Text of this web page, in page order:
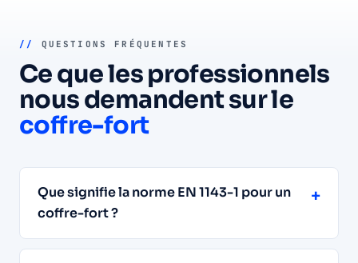
// QUESTIONS FRÉQUENTES
Ce que les professionnels
nous demandent sur le
coffre-fort
Que signifie la norme EN 1143-1 pour un
coffre-fort ?
+